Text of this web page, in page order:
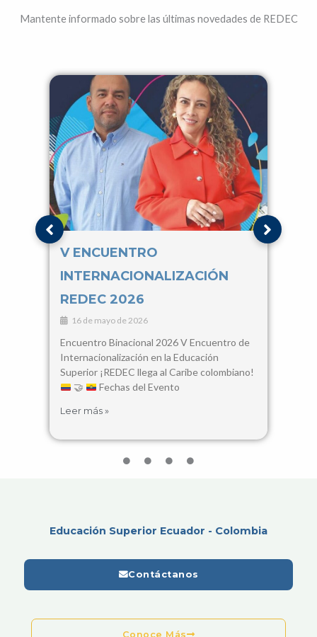
Mantente informado sobre las últimas novedades de REDEC
V ENCUENTRO
INTERNACIONALIZACIÓN
REDEC 2026
16 de mayo de 2026
Encuentro Binacional 2026 V Encuentro de
Internacionalización en la Educación
Superior ¡REDEC llega al Caribe colombiano!
🤝
Fechas del Evento
Leer más »
Educación Superior Ecuador - Colombia
Contáctanos
Conoce Más